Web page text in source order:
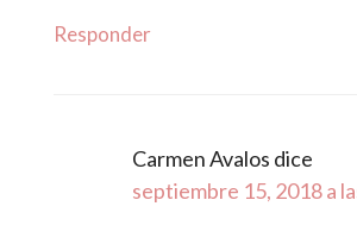
Responder
Carmen Avalos dice
septiembre 15, 2018 a